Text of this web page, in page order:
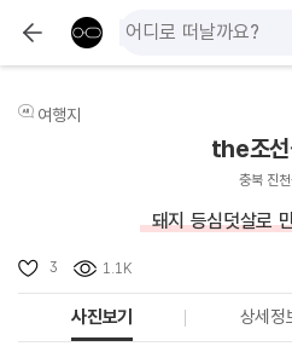
여행지
the조선
충북 진
돼지 등심덧살로
3 1.1K
사진보기 상세정